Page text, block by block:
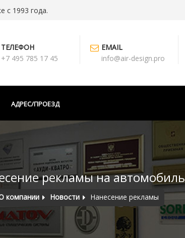
с 1993 года.
ТЕЛЕФОН
+7 495 785 17 45
EMAIL
info@air-design.pro
АДРЕС/ПРОЕЗД
рекламы на автомобиль
компании Новости Нанесение рекламы